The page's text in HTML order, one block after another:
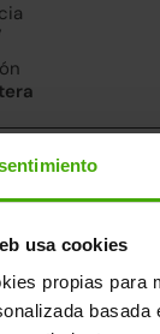
usa cookies
propias para
máxima
y otros